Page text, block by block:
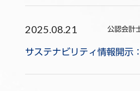
2025.08.21 公認会計
サステナビリティ情報開示